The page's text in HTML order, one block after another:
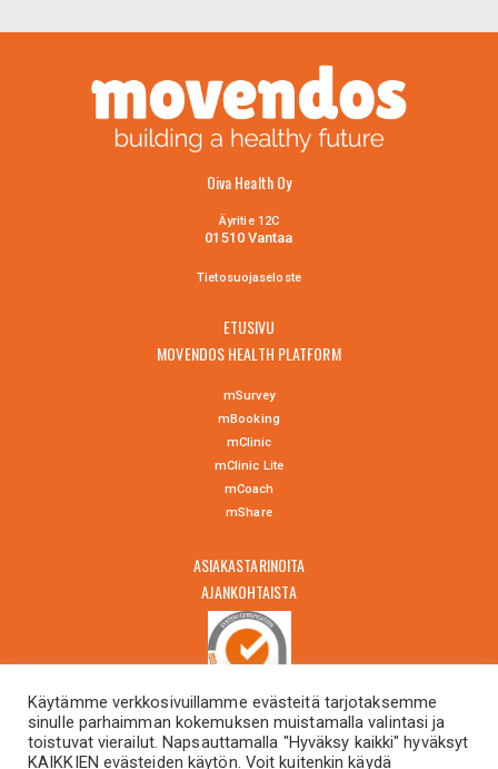
Oiva Health Oy
Äyritie 12C
01510 Vantaa
Tietosuojaselo ste
ETUSIVU
MOVENDOS HEALTH PLATFORM
mSurvey
mBooking
mClinic
mClinic Lite
mCoach
mShare
ASIAKASTARINOITA
AJANKOHTAISTA
OTA YHTEYTTÄ
Käytämme verkkosivuillamme evästeitä tarjotaksemme
sinulle parhaimman kokemuksen muistamalla valintasi ja
toistuvat vierailut. Napsauttamalla "Hyväksy kaikki" hyväksyt
KAIKKIEN evästeiden käytön. Voit kuitenkin käydä